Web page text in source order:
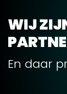
WIJ
En daar